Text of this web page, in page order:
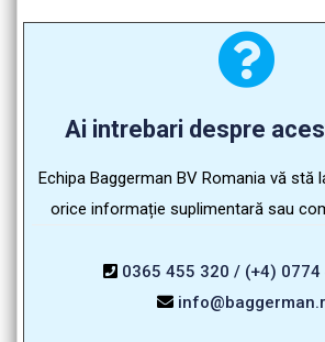
Ai intrebari despre
Echipa Baggerman BV Romania vă stă
orice informație suplimentară sau
0365 455 320 / (+4) 0774